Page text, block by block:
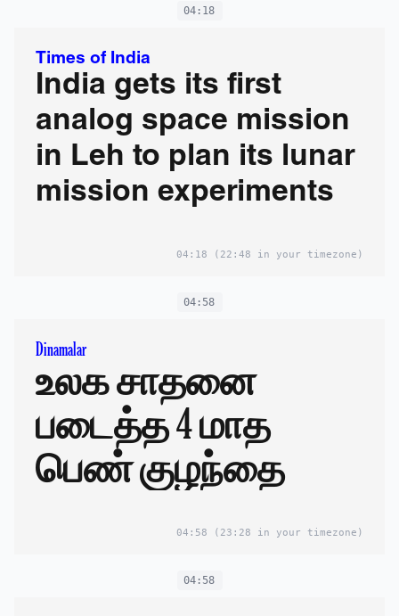
04:18
Times of India
India gets its first
analog space mission
in Leh to plan its lunar
mission experiments
04:18 (22:48 in your timezone)
04:58
Dinamalar
உலக சாதனை
படைத்த 4 மாத
பெண் குழந்தை
04:58 (23:28 in your timezone)
04:58